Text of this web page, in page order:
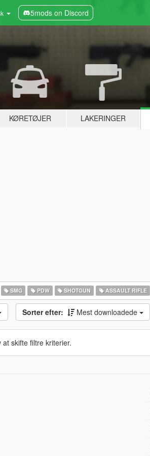
5mods on Discord
KØRETØJER LAKERINGER
SMG PDW SHOTGUN ASSAULT RIFLE
Sorter efter: Mest downloadede
skifte filtre kriterier.